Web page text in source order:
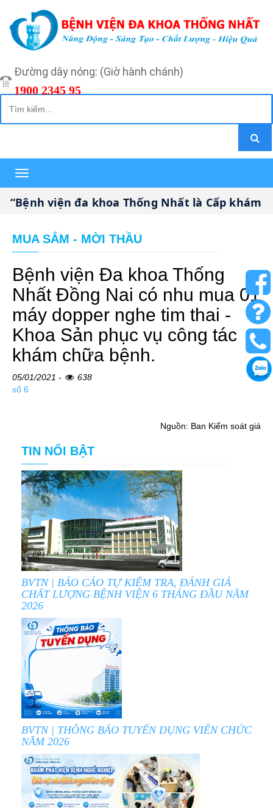
Đường dây nóng: (Giờ hành chánh)
1900 2345 95
Toggle
navigation
viện đa khoa Thống Nhất là Cấp khám
MUA SẮM - MỜI THẦU
Bệnh viện Đa khoa Thống
Nhất Đồng Nai có nhu mua 01
máy dopper nghe tim thai -
Khoa Sản phục vụ công tác
khám chữa bệnh.
05/01/2021 -
638
số 6
Nguồn: Ban Kiểm soát giá
TIN NỔI BẬT
BVTN | BÁO CÁO TỰ KIỂM TRA, ĐÁNH GIÁ
CHẤT LƯỢNG BỆNH VIỆN 6 THÁNG ĐẦU NĂM
2026
BVTN | THÔNG BÁO TUYỂN DỤNG VIÊN CHỨC
NĂM 2026